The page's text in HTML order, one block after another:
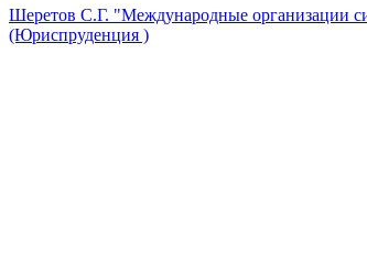
Шеретов С.Г. "Международные организации
(Юриспруденция )